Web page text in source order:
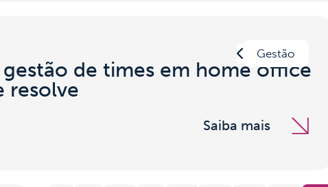
Gestão
de times em home office
resolve
Saiba mais